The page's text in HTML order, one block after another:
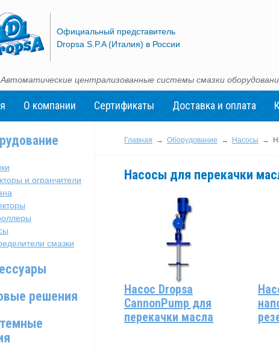
Официальный представитель
Dropsa S.P.A (Италия) в России
Автоматические централизованные системы смазки
О компании Сертификаты Доставка и оплата
Главная → Оборудование → Насосы →
Насосы для перекачки
Насос Dropsa
CannonPump для
перекачки масла
и огранчители
смазки
решения